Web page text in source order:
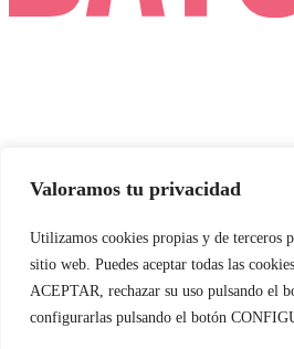
Valoramos tu privacidad
Utilizamos cookies propias y de terceros
sitio web. Puedes aceptar todas las
ACEPTAR, rechazar su uso pulsando el
configurarlas pulsando el botón
Prótesis y
Sedación
Atención
Sillón